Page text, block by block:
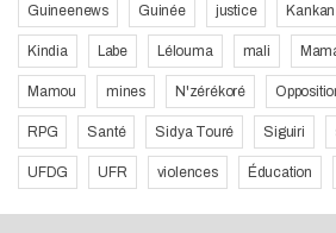
Guineenews Guinée justice Kankan
Kindia Labe Lélouma mali
Mamou mines N'zérékoré
RPG Santé Sidya Touré Siguiri
UFDG UFR violences Éducation